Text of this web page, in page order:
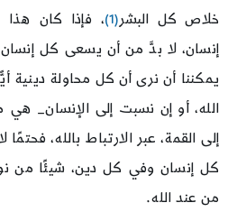
خلاص كل البشر(1)
، فإذا كان
إنسان، لا بدَّ من أن يسعى كل إنسان
يمكننا أن نرى أن كل محاولة دينية
الله، أو إن نسبت إلى الإنسان_ هي
إلى القمة، عبر الارتباط بالله،
كل إنسان وفي كل دين، شيئًا من
من عند الله.